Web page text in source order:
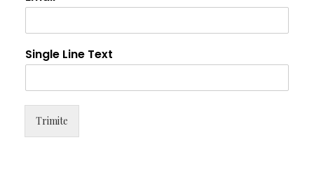
Single Line Text
Trimite